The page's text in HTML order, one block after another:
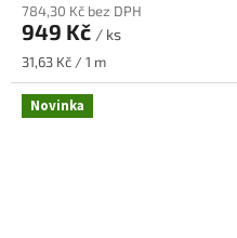
784,30 Kč bez DPH
949 Kč / ks
Měrná
cena:
31,63 Kč / 1 m
Novinka